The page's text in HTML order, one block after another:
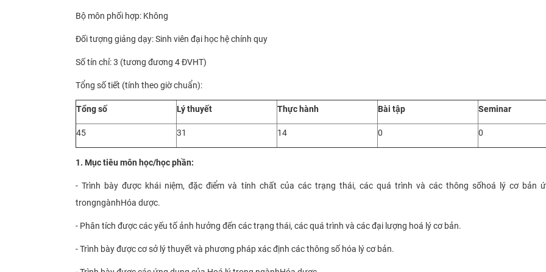
Bộ môn phối hợp: Không
Đối tượng giảng dạy: Sinh viên đại học hệ chính quy
Số tín chỉ: 3 (tương đương 4 ĐVHT)
Tổng số tiết (tính theo giờ chuẩn):
Tổng số Lý thuyết Thực hành Bài tập Seminar
45 31 14 0 0
1. Mục tiêu môn học/học phần:
-Trình bày được khái niệm, đặc điểm và tính chất của các trạng thái, các quá trình và các thông sốhoá lý cơ bản
trongngànhHóa dược.
- Phân tích được các yếu tố ảnh hưởng đến các trạng thái, các quá trình và các đại lượng hoá lý cơ bản.
-Trình bày được cơ sở lý thuyết và phương pháp xác định các thông số hóa lý cơ bản.